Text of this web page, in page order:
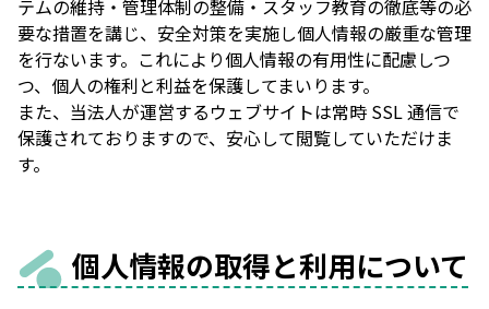
テムの維持・管理体制の整備・スタッフ教育の徹底等の必
要な措置を講じ、安全対策を実施し個人情報の厳重な管理
を行ないます。これにより個人情報の有用性に配慮しつ
つ、個人の権利と利益を保護してまいります。
また、当法人が運営するウェブサイトは常時 SSL 通信で
保護されておりますので、安心して閲覧していただけま
す。
個人情報の取得と利用について